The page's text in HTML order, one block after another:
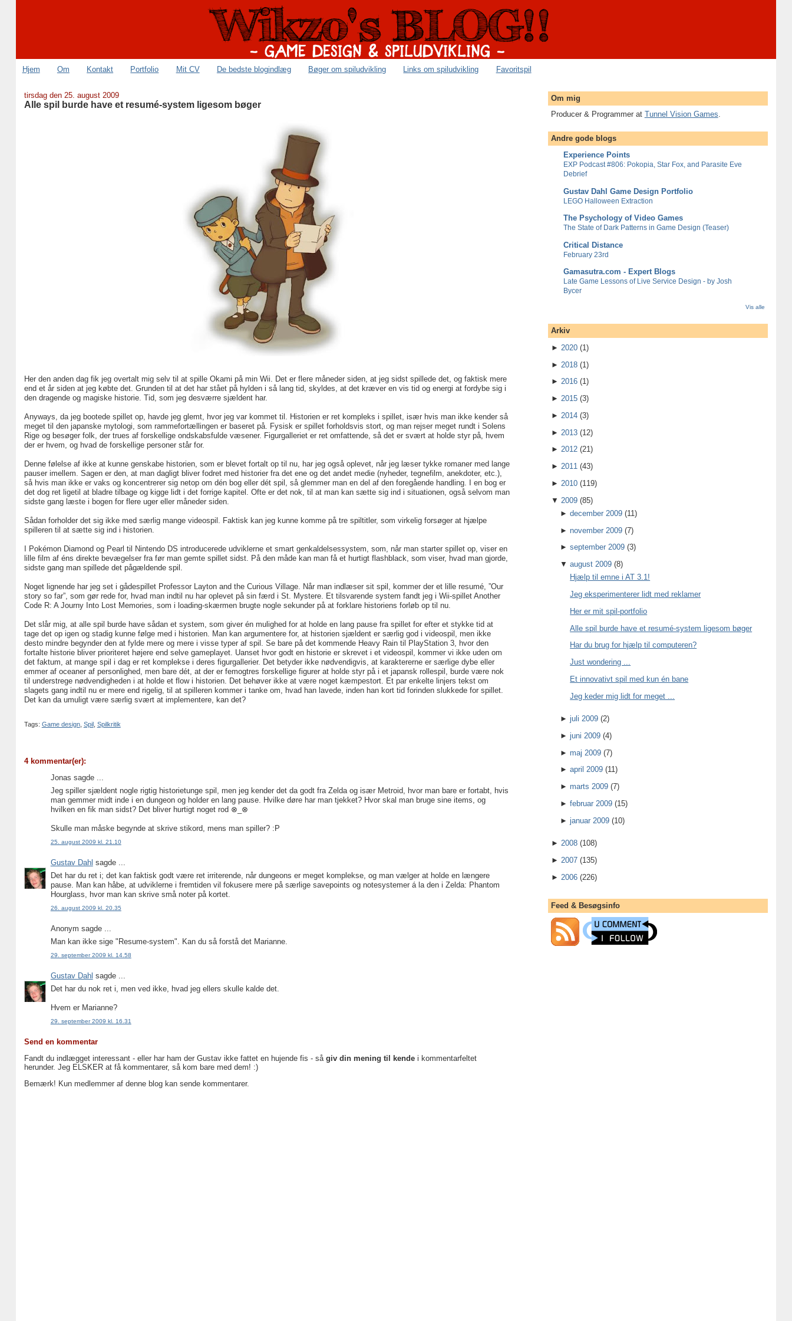
Hjem Om Kontakt Portfolio Mit CV De bedste blogindlæg Bøger om spiludvikling Links om spiludvikling Favoritspil
tirsdag den 25. august 2009
Alle spil burde have et resumé-system ligesom bøger
Her den anden dag fik jeg overtalt mig selv til at spille Okami på min Wii. Det er flere måneder siden, at jeg sidst spillede det, og faktisk mere
end et år siden at jeg købte det. Grunden til at det har stået på hylden i så lang tid, skyldes, at det kræver en vis tid og energi at fordybe sig i
den dragende og magiske historie. Tid, som jeg desværre sjældent har.
Anyways, da jeg bootede spillet op, havde jeg glemt, hvor jeg var kommet til. Historien er ret kompleks i spillet, især hvis man ikke kender så
meget til den japanske mytologi, som rammefortællingen er baseret på. Fysisk er spillet forholdsvis stort, og man rejser meget rundt i Solens
Rige og besøger folk, der trues af forskellige ondskabsfulde væsener. Figurgalleriet er ret omfattende, så det er svært at holde styr på, hvem
der er hvem, og hvad de forskellige personer står for.
Denne følelse af ikke at kunne genskabe historien, som er blevet fortalt op til nu, har jeg også oplevet, når jeg læser tykke romaner med lange
pauser imellem. Sagen er den, at man dagligt bliver fodret med historier fra det ene og det andet medie (nyheder, tegnefilm, anekdoter, etc.),
så hvis man ikke er vaks og koncentrerer sig netop om dén bog eller dét spil, så glemmer man en del af den foregående handling. I en bog er
det dog ret ligetil at bladre tilbage og kigge lidt i det forrige kapitel. Ofte er det nok, til at man kan sætte sig ind i situationen, også selvom man
sidste gang læste i bogen for flere uger eller måneder siden.
Sådan forholder det sig ikke med særlig mange videospil. Faktisk kan jeg kunne komme på tre spiltitler, som virkelig forsøger at hjælpe
spilleren til at sætte sig ind i historien.
I Pokémon Diamond og Pearl til Nintendo DS introducerede udviklerne et smart genkaldelsessystem, som, når man starter spillet op, viser en
lille film af éns direkte bevægelser fra før man gemte spillet sidst. På den måde kan man få et hurtigt flashblack, som viser, hvad man gjorde,
sidste gang man spillede det pågældende spil.
Noget lignende har jeg set i gådespillet Professor Layton and the Curious Village. Når man indlæser sit spil, kommer der et lille resumé, ”Our
story so far”, som gør rede for, hvad man indtil nu har oplevet på sin færd i St. Mystere. Et tilsvarende system fandt jeg i Wii-spillet Another
Code R: A Journy Into Lost Memories, som i loading-skærmen brugte nogle sekunder på at forklare historiens forløb op til nu.
Det slår mig, at alle spil burde have sådan et system, som giver én mulighed for at holde en lang pause fra spillet for efter et stykke tid at
tage det op igen og stadig kunne følge med i historien. Man kan argumentere for, at historien sjældent er særlig god i videospil, men ikke
desto mindre begynder den at fylde mere og mere i visse typer af spil. Se bare på det kommende Heavy Rain til PlayStation 3, hvor den
fortalte historie bliver prioriteret højere end selve gameplayet. Uanset hvor godt en historie er skrevet i et videospil, kommer vi ikke uden om
det faktum, at mange spil i dag er ret komplekse i deres figurgallerier. Det betyder ikke nødvendigvis, at karaktererne er særlige dybe eller
emmer af oceaner af personlighed, men bare dét, at der er femogtres forskellige figurer at holde styr på i et japansk rollespil, burde være nok
til understrege nødvendigheden i at holde et flow i historien. Det behøver ikke at være noget kæmpestort. Et par enkelte linjers tekst om
slagets gang indtil nu er mere end rigelig, til at spilleren kommer i tanke om, hvad han lavede, inden han kort tid forinden slukkede for spillet.
Det kan da umuligt være særlig svært at implementere, kan det?
Tags: Game design, Spil , Spilkritik
4 kommentar(er):
Jonas sagde ...
Jeg spiller sjældent nogle rigtig historietunge spil, men jeg kender det da godt fra Zelda og især Metroid, hvor man bare er fortabt, hvis
man gemmer midt inde i en dungeon og holder en lang pause. Hvilke døre har man tjekket? Hvor skal man bruge sine items, og
hvilken en fik man sidst? Det bliver hurtigt noget rod ⊗_⊗
Skulle man måske begynde at skrive stikord, mens man spiller? :P
25. august 2009 kl. 21.10
Gustav Dahl sagde ...
Det har du ret i; det kan faktisk godt være ret irriterende, når dungeons er meget komplekse, og man vælger at holde en længere
pause. Man kan håbe, at udviklerne i fremtiden vil fokusere mere på særlige savepoints og notesystemer á la den i Zelda: Phantom
Hourglass, hvor man kan skrive små noter på kortet.
26. august 2009 kl. 20.35
Anonym sagde ...
Man kan ikke sige "Resume-system". Kan du så forstå det Marianne.
29. september 2009 kl. 14.58
Gustav Dahl sagde ...
Det har du nok ret i, men ved ikke, hvad jeg ellers skulle kalde det.
Hvem er Marianne?
29. september 2009 kl. 16.31
Send en kommentar
Fandt du indlægget interessant - eller har ham der Gustav ikke fattet en hujende fis - så giv din mening til kendei kommentarfeltet
herunder. Jeg ELSKER at få kommentarer, så kom bare med dem! :)
Bemærk! Kun medlemmer af denne blog kan sende kommentarer.
Om mig
Producer & Programmer at Tunnel Vision Games
Andre gode blogs
Experience Points
EXP Podcast #806: Pokopia, Star Fox, and Parasite Eve
Debrief
Gustav Dahl Game Design Portfolio
LEGO Halloween Extraction
The Psychology of Video Games
The State of Dark Patterns in Game Design (Teaser)
Critical Distance
February 23rd
Gamasutra.com - Expert Blogs
Late Game Lessons of Live Service Design - by Josh
Bycer
Vis alle
Arkiv
► 2020 (1)
► 2018 (1)
► 2016 (1)
► 2015 (3)
► 2014 (3)
► 2013 (12)
► 2012 (21)
► 2011 (43)
► 2010 (119)
▼ 2009 (85)
►december 2009 (11)
►november 2009 (7)
►september 2009 (3)
▼august 2009 (8)
Hjælp til emne i AT 3.1!
Jeg eksperimenterer lidt med reklamer
Her er mit spil-portfolio
Alle spil burde have et resumé-system ligesom bøger
Har du brug for hjælp til computeren?
Just wondering ...
Et innovativt spil med kun én bane
Jeg keder mig lidt for meget ...
►juli 2009 (2)
►juni 2009 (4)
►maj 2009 (7)
►april 2009 (11)
►marts 2009 (7)
►februar 2009 (15)
►januar 2009 (10)
► 2008 (108)
► 2007 (135)
► 2006 (226)
Feed & Besøgsinfo